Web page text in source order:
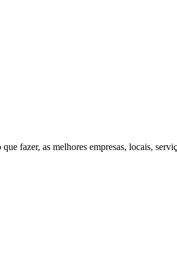
fazer, as melhores empresas, locais,